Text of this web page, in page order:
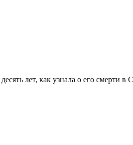
лет, как узнала о его смерти